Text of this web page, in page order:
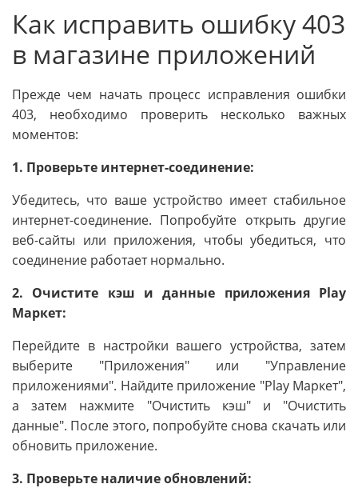
Как исправить ошибку 403
в магазине приложений
Прежде чем начать процесс исправления ошибки
403, необходимо проверить несколько важных
моментов:
1. Проверьте интернет-соединение:
Убедитесь, что ваше устройство имеет стабильное
интернет-соединение. Попробуйте открыть другие
веб-сайты или приложения, чтобы убедиться, что
соединение работает нормально.
2. Очистите кэш и данные приложения Play
Маркет:
Перейдите в настройки вашего устройства, затем
выберите "Приложения" или "Управление
приложениями". Найдите приложение "Play Маркет",
а затем нажмите "Очистить кэш" и "Очистить
данные". После этого, попробуйте снова скачать или
обновить приложение.
3. Проверьте наличие обновлений: